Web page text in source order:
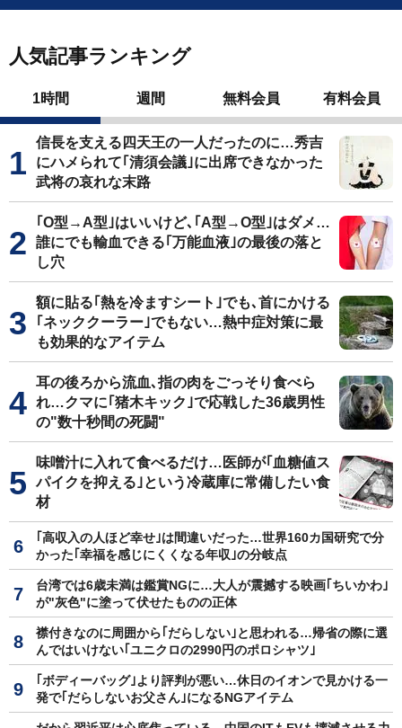
人気記事ランキング
1時間 週間 無料会員 有料会員
信長を支える四天王の一人だったのに…秀吉
にハメられて｢清須会議｣に出席できなかった
武将の哀れな末路
｢O型→A型｣はいいけど､｢A型→O型｣はダメ…
誰にでも輸血できる｢万能血液｣の最後の落と
し穴
額に貼る｢熱を冷ますシート｣でも､首にかける
｢ネッククーラー｣でもない…熱中症対策に最
も効果的なアイテム
耳の後ろから流血､指の肉をごっそり食べら
れ…クマに｢猪木キック｣で応戦した36歳男性
の"数十秒間の死闘"
味噌汁に入れて食べるだけ…医師が｢血糖値ス
パイクを抑える｣という冷蔵庫に常備したい食
材
｢高収入の人ほど幸せ｣は間違いだった…世界160カ国研究で分
かった｢幸福を感じにくくなる年収｣の分岐点
台湾では6歳未満は鑑賞NGに…大人が震撼する映画｢ちいかわ｣
が"灰色"に塗って伏せたものの正体
襟付きなのに周囲から｢だらしない｣と思われる…帰省の際に選
んではいけない｢ユニクロの2990円のポロシャツ｣
｢ボディーバッグ｣より評判が悪い…休日のイオンで見かける一
発で｢だらしないお父さん｣になるNGアイテム